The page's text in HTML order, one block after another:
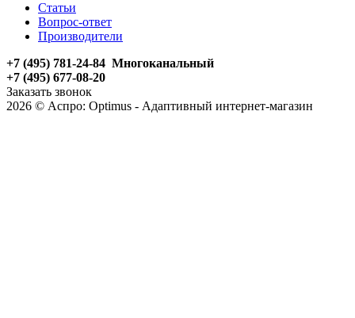
Статьи
Вопрос-ответ
Производители
+7 (495) 781-24-84 Многоканальный
+7 (495) 677-08-20
Заказать звонок
2026 © Аспро: Optimus - Адаптивный интернет-магазин